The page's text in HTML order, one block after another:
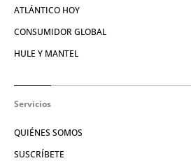
ATLÁNTICO HOY
CONSUMIDOR GLOBAL
HULE Y MANTEL
Servicios
QUIÉNES SOMOS
SUSCRÍBETE